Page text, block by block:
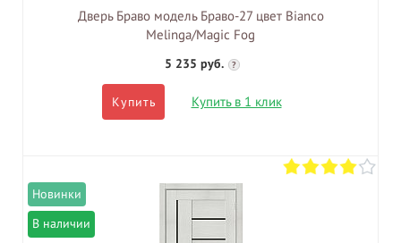
Дверь Браво модель Браво-27 цвет Bianco
Melinga/Magic Fog
5 235 руб. ?
Купить Купить в 1 клик
В наличии